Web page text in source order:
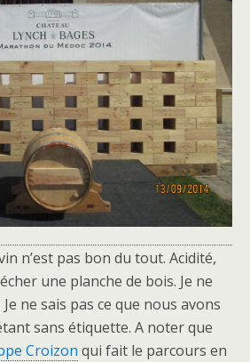
n’est pas bon du tout. Acidité,
une planche de bois. Je ne
ne sais pas ce que nous avons
sans étiquette. A noter que
Croizon qui fait le parcours en